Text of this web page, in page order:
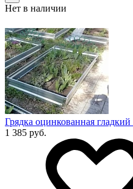
Нет в наличии
Грядка оцинкованная
1 385 руб.